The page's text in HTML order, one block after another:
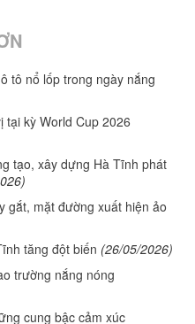
tô nổ lốp trong ngày nắng
tại kỳ World Cup 2026
tạo, xây dựng Hà Tĩnh phát
gắt, mặt đường xuất hiện ảo
tăng đột biến (26/05/2026)
trường nắng nóng
cung bậc cảm xúc